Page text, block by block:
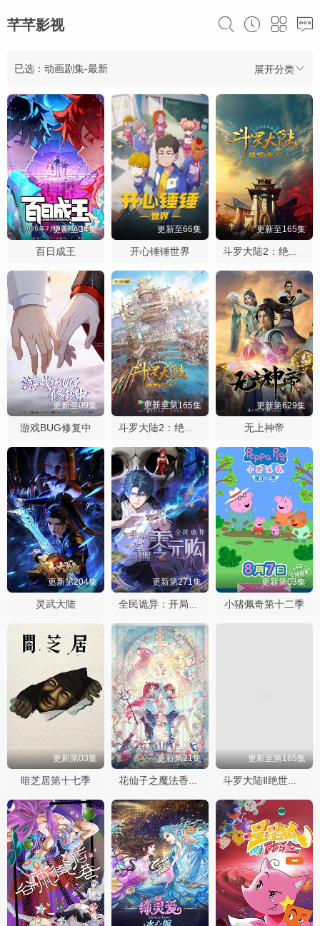
芊芊影视
展开分类
已选：动画剧集-最新
更新至14集
百日成王
更新至66集
开心锤锤世界
更新至165集
斗罗大陆2：绝世唐门2023
更新至09集
游戏BUG修复中
更新至第165集
斗罗大陆2：绝世唐门
更新第629集
无上神帝
更新第204集
灵武大陆
更新第271集
全民诡异：开局掌握零元购·动态漫画
更新第03集
小猪佩奇第十二季
更新第03集
暗芝居第十七季
更新第21集
花仙子之魔法香对论
更新至第165集
斗罗大陆Ⅱ绝世唐门